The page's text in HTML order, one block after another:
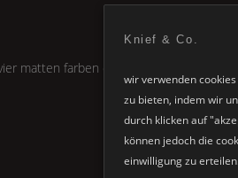
matten farben oder in weiß glänzend
Knief & Co.
wir verwenden
zu bieten, indem wir
durch klicken auf
können jedoch die
einwilligung zu